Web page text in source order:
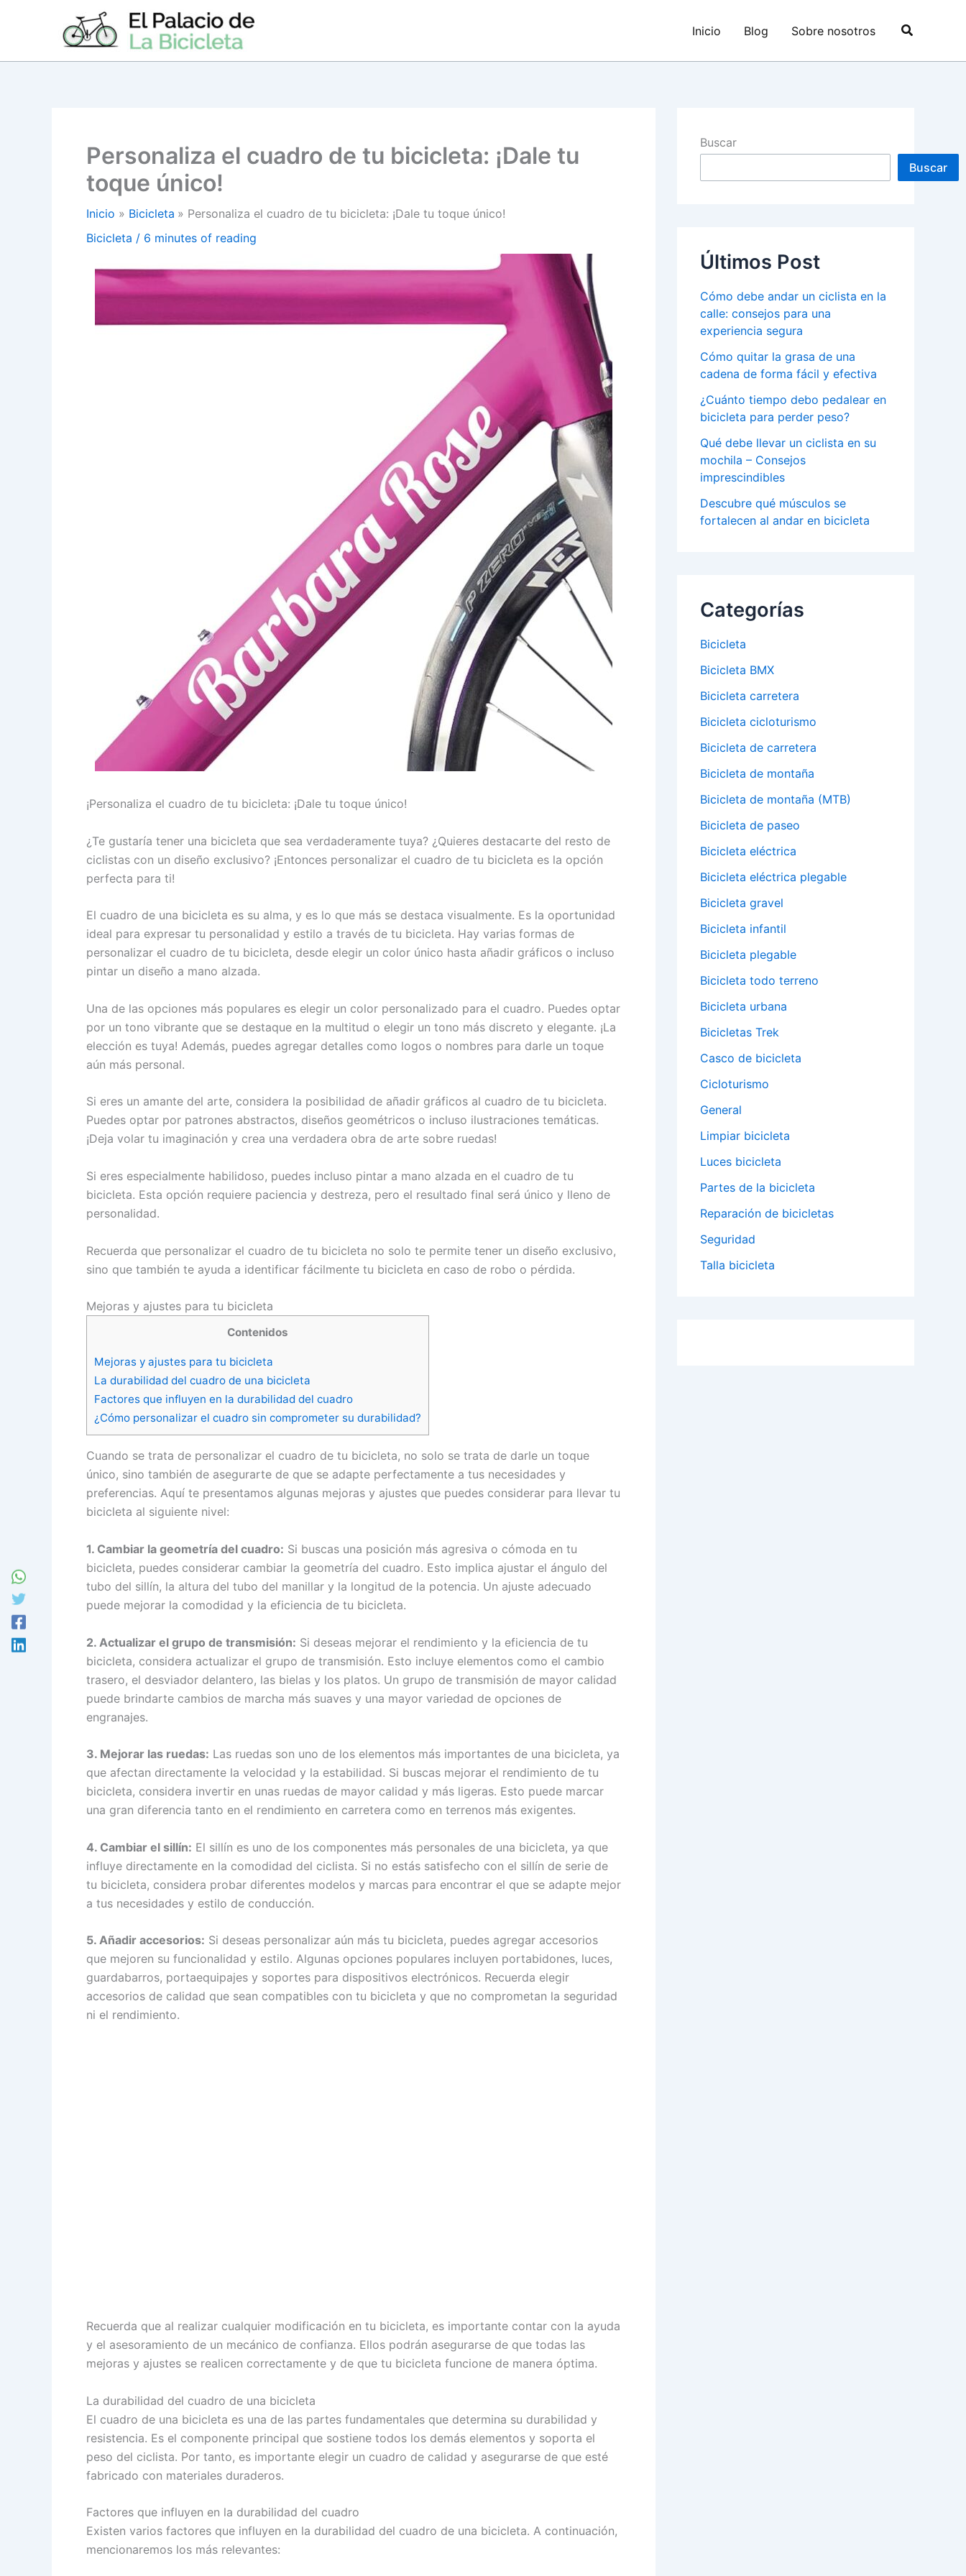
Inicio Blog Sobre nosotros Buscar
Personaliza el cuadro de tu bicicleta: ¡Dale tu
toque único!
Inicio Bicicleta
Personaliza el cuadro de tu bicicleta: ¡Dale tu toque único!
Bicicleta / 6 minutes of reading
¡Personaliza el cuadro de tu bicicleta: ¡Dale tu toque único!
¿Te gustaría tener una bicicleta que sea verdaderamente tuya? ¿Quieres destacarte del resto de
ciclistas con un diseño exclusivo? ¡Entonces personalizar el cuadro de tu bicicleta es la opción
perfecta para ti!
El cuadro de una bicicleta es su alma, y es lo que más se destaca visualmente. Es la oportunidad
ideal para expresar tu personalidad y estilo a través de tu bicicleta. Hay varias formas de
personalizar el cuadro de tu bicicleta, desde elegir un color único hasta añadir gráficos o incluso
pintar un diseño a mano alzada.
Una de las opciones más populares es elegir un color personalizado para el cuadro. Puedes optar
por un tono vibrante que se destaque en la multitud o elegir un tono más discreto y elegante. ¡La
elección es tuya! Además, puedes agregar detalles como logos o nombres para darle un toque
aún más personal.
Si eres un amante del arte, considera la posibilidad de añadir gráficos al cuadro de tu bicicleta.
Puedes optar por patrones abstractos, diseños geométricos o incluso ilustraciones temáticas.
¡Deja volar tu imaginación y crea una verdadera obra de arte sobre ruedas!
Si eres especialmente habilidoso, puedes incluso pintar a mano alzada en el cuadro de tu
bicicleta. Esta opción requiere paciencia y destreza, pero el resultado final será único y lleno de
personalidad.
Recuerda que personalizar el cuadro de tu bicicleta no solo te permite tener un diseño exclusivo,
sino que también te ayuda a identificar fácilmente tu bicicleta en caso de robo o pérdida.
Mejoras y ajustes para tu bicicleta
Contenidos
Mejoras y ajustes para tu bicicleta
La durabilidad del cuadro de una bicicleta
Factores que influyen en la durabilidad del cuadro
¿Cómo personalizar el cuadro sin comprometer su durabilidad?
Cuando se trata de personalizar el cuadro de tu bicicleta, no solo se trata de darle un toque
único, sino también de asegurarte de que se adapte perfectamente a tus necesidades y
preferencias. Aquí te presentamos algunas mejoras y ajustes que puedes considerar para llevar tu
bicicleta al siguiente nivel:
1. Cambiar la geometría del cuadro: Si buscas una posición más agresiva o cómoda en tu
bicicleta, puedes considerar cambiar la geometría del cuadro. Esto implica ajustar el ángulo del
tubo del sillín, la altura del tubo del manillar y la longitud de la potencia. Un ajuste adecuado
puede mejorar la comodidad y la eficiencia de tu bicicleta.
2. Actualizar el grupo de transmisión: Si deseas mejorar el rendimiento y la eficiencia de tu
bicicleta, considera actualizar el grupo de transmisión. Esto incluye elementos como el cambio
trasero, el desviador delantero, las bielas y los platos. Un grupo de transmisión de mayor calidad
puede brindarte cambios de marcha más suaves y una mayor variedad de opciones de
engranajes.
3. Mejorar las ruedas: Las ruedas son uno de los elementos más importantes de una bicicleta, ya
que afectan directamente la velocidad y la estabilidad. Si buscas mejorar el rendimiento de tu
bicicleta, considera invertir en unas ruedas de mayor calidad y más ligeras. Esto puede marcar
una gran diferencia tanto en el rendimiento en carretera como en terrenos más exigentes.
4. Cambiar el sillín: El sillín es uno de los componentes más personales de una bicicleta, ya que
influye directamente en la comodidad del ciclista. Si no estás satisfecho con el sillín de serie de
tu bicicleta, considera probar diferentes modelos y marcas para encontrar el que se adapte mejor
a tus necesidades y estilo de conducción.
5. Añadir accesorios: Si deseas personalizar aún más tu bicicleta, puedes agregar accesorios
que mejoren su funcionalidad y estilo. Algunas opciones populares incluyen portabidones, luces,
guardabarros, portaequipajes y soportes para dispositivos electrónicos. Recuerda elegir
accesorios de calidad que sean compatibles con tu bicicleta y que no comprometan la seguridad
ni el rendimiento.
Recuerda que al realizar cualquier modificación en tu bicicleta, es importante contar con la ayuda
y el asesoramiento de un mecánico de confianza. Ellos podrán asegurarse de que todas las
mejoras y ajustes se realicen correctamente y de que tu bicicleta funcione de manera óptima.
La durabilidad del cuadro de una bicicleta
El cuadro de una bicicleta es una de las partes fundamentales que determina su durabilidad y
resistencia. Es el componente principal que sostiene todos los demás elementos y soporta el
peso del ciclista. Por tanto, es importante elegir un cuadro de calidad y asegurarse de que esté
fabricado con materiales duraderos.
Factores que influyen en la durabilidad del cuadro
Existen varios factores que influyen en la durabilidad del cuadro de una bicicleta. A continuación,
mencionaremos los más relevantes:
Buscar
Buscar
Últimos Post
Cómo debe andar un ciclista en la
calle: consejos para una
experiencia segura
Cómo quitar la grasa de una
cadena de forma fácil y efectiva
¿Cuánto tiempo debo pedalear en
bicicleta para perder peso?
Qué debe llevar un ciclista en su
mochila – Consejos
imprescindibles
Descubre qué músculos se
fortalecen al andar en bicicleta
Categorías
Bicicleta
Bicicleta BMX
Bicicleta carretera
Bicicleta cicloturismo
Bicicleta de carretera
Bicicleta de montaña
Bicicleta de montaña (MTB)
Bicicleta de paseo
Bicicleta eléctrica
Bicicleta eléctrica plegable
Bicicleta gravel
Bicicleta infantil
Bicicleta plegable
Bicicleta todo terreno
Bicicleta urbana
Bicicletas Trek
Casco de bicicleta
Cicloturismo
General
Limpiar bicicleta
Luces bicicleta
Partes de la bicicleta
Reparación de bicicletas
Seguridad
Talla bicicleta